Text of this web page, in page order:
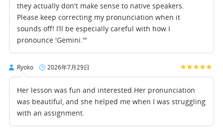
they actually don't make sense to native speakers.
Please keep correcting my pronunciation when it
sounds off! I’ll be especially careful with how I
pronounce 'Gemini.'"
Ryoko 2026年7月29日
Her lesson was fun and interested.Her pronunciation
was beautiful, and she helped me when I was struggling
with an assignment.